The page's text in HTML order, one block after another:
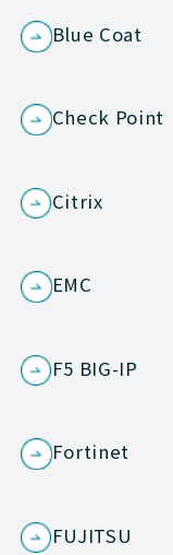
Blue Coat
Check Point
Citrix
EMC
F5 BIG-IP
Fortinet
FUJITSU